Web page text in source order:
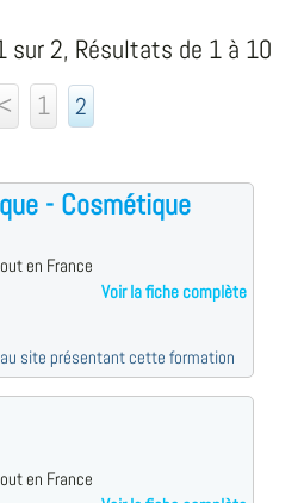
sur 2, Résultats de 1 à 10
1 2
- Cosmétique
en France
Voir la fiche complète
site présentant cette formation
en France